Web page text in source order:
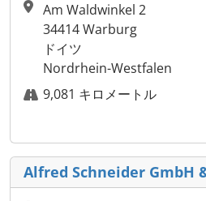
Am Waldwinkel 2
34414 Warburg
ドイツ
Nordrhein-Westfalen
9,081 キロメートル
Alfred Schneider GmbH